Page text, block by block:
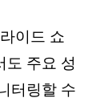
이드 쇼
도 주요 성
터링할 수